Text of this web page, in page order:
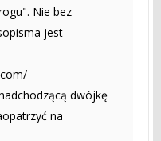
Nie bez
jest
dwójkę
na